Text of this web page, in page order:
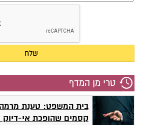
טרי מן המדף
בית המשפט: טענת
קסמים שהופכת אי-